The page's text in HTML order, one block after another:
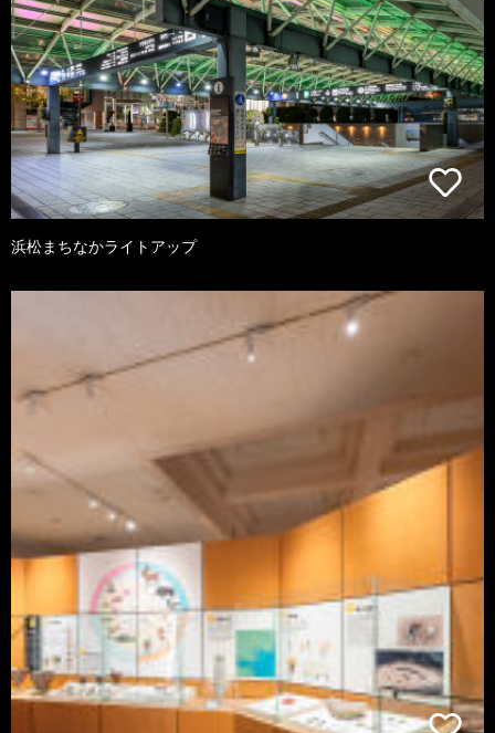
浜松まちなかライトアップ